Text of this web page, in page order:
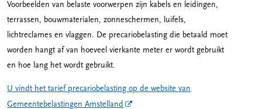
Voorbeelden van belaste voorwerpen zijn kabels en leidingen,
terrassen, bouwmaterialen, zonneschermen, luifels,
lichtreclames en vlaggen. De precariobelasting die betaald moet
worden hangt af van hoeveel vierkante meter er wordt gebruikt
en hoe lang het wordt gebruikt.
U vindt het tarief precariobelasting op de website van
Gemeentebelastingen Amstelland